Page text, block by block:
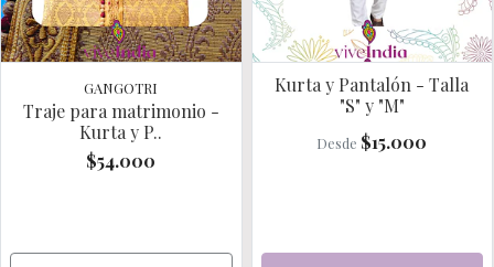
GANGOTRI
Traje para matrimonio -
Kurta y P..
$54.000
Kurta y Pantalón - Talla
"S" y "M"
Desde $15.000